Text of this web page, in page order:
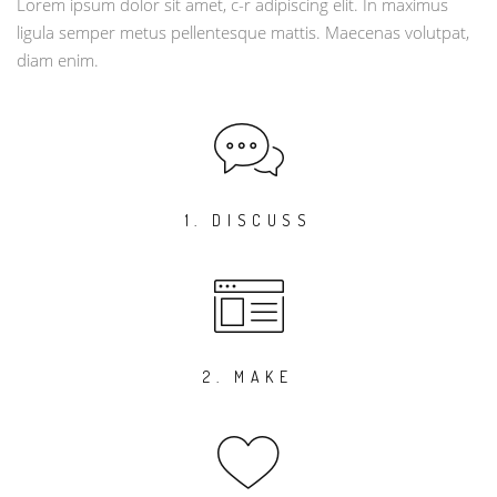
Lorem ipsum dolor sit amet, c-r adipiscing elit. In maximus
ligula semper metus pellentesque mattis. Maecenas volutpat,
diam enim.
1. DISCUSS
2. MAKE